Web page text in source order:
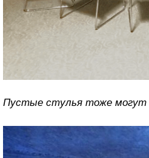
Пустые стулья тоже могут